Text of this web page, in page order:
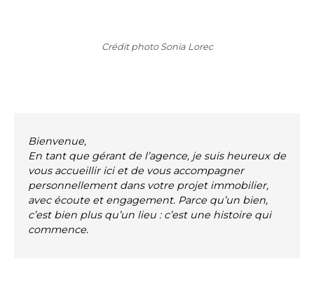
Crédit photo Sonia Lorec
Bienvenue,
En tant que gérant de l’agence, je suis heureux de
vous accueillir ici et de vous accompagner
personnellement dans votre projet immobilier,
avec écoute et engagement. Parce qu’un bien,
c’est bien plus qu’un lieu : c’est une histoire qui
commence.